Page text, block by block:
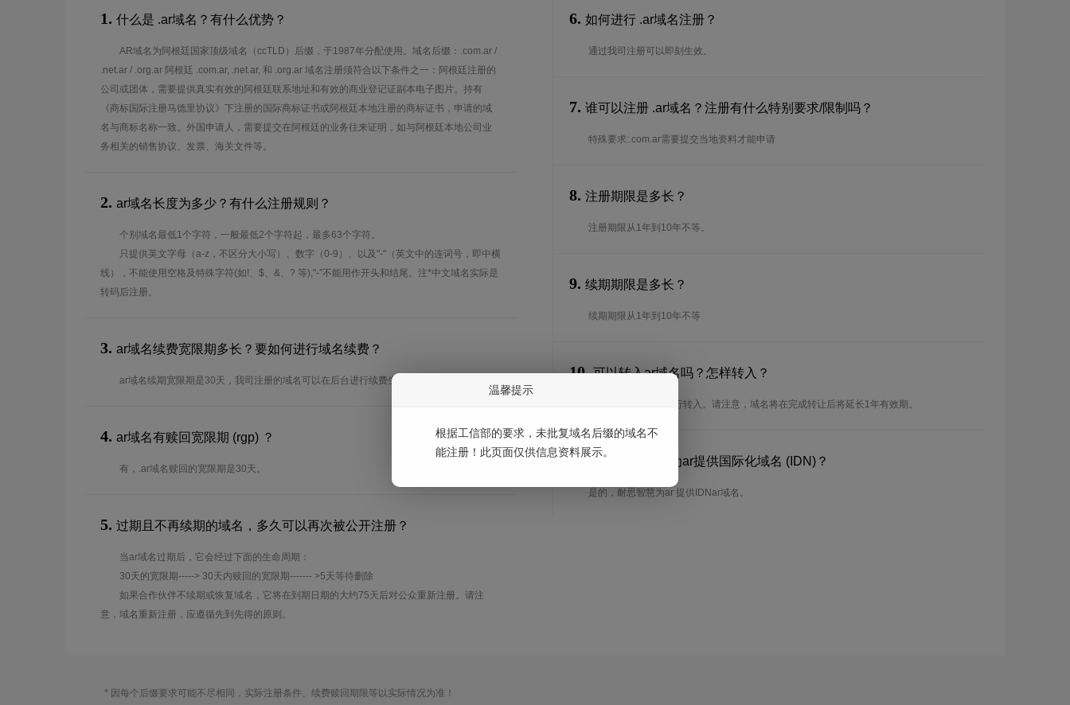
1. 什么是 .ar域名？有什么优势？
AR域名为阿根廷国家顶级域名（ccTLD）后缀，于1987年分配使用。域名后缀：.com.ar /
.net.ar / .org.ar 阿根廷 .com.ar, .net.ar, 和 .org.ar 域名注册须符合以下条件之一：阿根廷注册的
公司或团体，需要提供真实有效的阿根廷联系地址和有效的商业登记证副本电子图片。持有
《商标国际注册马德里协议》下注册的国际商标证书或阿根廷本地注册的商标证书，申请的域
名与商标名称一致。外国申请人，需要提交在阿根廷的业务往来证明，如与阿根廷本地公司业
务相关的销售协议、发票、海关文件等。
2. ar域名长度为多少？有什么注册规则？
个别域名最低1个字符，一般最低2个字符起，最多63个字符。
只提供英文字母（a-z，不区分大小写）、数字（0-9）、以及"-"（英文中的连词号，即中横
线），不能使用空格及特殊字符(如!、$、&、? 等),"-"不能用作开头和结尾。注*中文域名实际是
转码后注册。
3. ar域名续费宽限期多长？要如何进行域名续费？
ar域名续期宽限期是30天，我司注册的域名可以在后台进行续费生效。
4. ar域名有赎回宽限期 (rgp) ？
有，.ar域名赎回的宽限期是30天。
5. 过期且不再续期的域名，多久可以再次被公开注册？
当ar域名过期后，它会经过下面的生命周期：
30天的宽限期-----> 30天内赎回的宽限期------- >5天等待删除
如果合作伙伴不续期或恢复域名，它将在到期日期的大约75天后对公众重新注册。请注
意，域名重新注册，应遵循先到先得的原则。
6. 如何进行 .ar域名注册？
通过我司注册可以即刻生效。
7. 谁可以注册 .ar域名？注册有什么特别要求/限制吗？
特殊要求:.com.ar需要提交当地资料才能申请
8. 注册期限是多长？
注册期限从1年到10年不等。
9. 续期期限是多长？
续期期限从1年到10年不等
10. 可以转入ar域名吗？怎样转入？
是的，ar域名可以进行转入。请注意，域名将在完成转让后将延长1年有效期。
11. 耐思智慧是否为ar提供国际化域名 (IDN)？
是的，耐思智慧为ar 提供IDNar域名。
* 因每个后缀要求可能不尽相同，实际注册条件、续费赎回期限等以实际情况为准！
温馨提示
根据工信部的要求，未批复域名后缀的域名不
能注册！此页面仅供信息资料展示。